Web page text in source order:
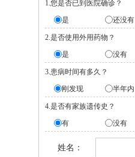
1.您是否已到医院确诊？
是
还没有
2.是否使用外用药物？
是
没有
3.患病时间有多久？
刚发现
半年内
4.是否有家族遗传史？
有
没有
姓名：